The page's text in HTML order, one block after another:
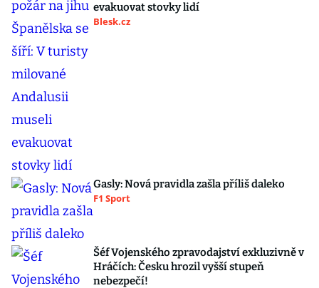
evakuovat stovky lidí
Blesk.cz
Gasly: Nová pravidla zašla příliš daleko
F1 Sport
Šéf Vojenského zpravodajství exkluzivně v
Hráčích: Česku hrozil vyšší stupeň
nebezpečí!